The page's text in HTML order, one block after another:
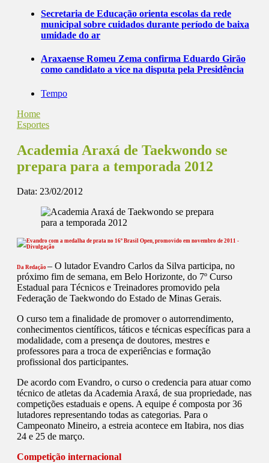
Secretaria de Educação orienta escolas da rede
municipal sobre cuidados durante período de baixa
umidade do ar
Araxaense Romeu Zema confirma Eduardo Girão
como candidato a vice na disputa pela Presidência
Tempo
Home
Esportes
Academia Araxá de Taekwondo se
prepara para a temporada 2012
Data: 23/02/2012
Da Redação – O lutador Evandro Carlos da Silva participa, no
próximo fim de semana, em Belo Horizonte, do 7º Curso
Estadual para Técnicos e Treinadores promovido pela
Federação de Taekwondo do Estado de Minas Gerais.
O curso tem a finalidade de promover o autorrendimento,
conhecimentos científicos, táticos e técnicas específicas para a
modalidade, com a presença de doutores, mestres e
professores para a troca de experiências e formação
profissional dos participantes.
De acordo com Evandro, o curso o credencia para atuar como
técnico de atletas da Academia Araxá, de sua propriedade, nas
competições estaduais e opens. A equipe é composta por 36
lutadores representando todas as categorias. Para o
Campeonato Mineiro, a estreia acontece em Itabira, nos dias
24 e 25 de março.
Competição internacional